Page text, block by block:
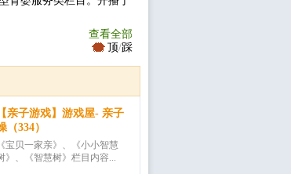
查看全部
顶/踩
【亲子游戏】游戏屋- 亲子
（334）
《宝贝一家亲》、《小小智慧
》、《智慧树》栏目内容...